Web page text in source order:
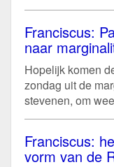
Franciscus:
naar
Hopelijk komen
zondag uit de
stevenen, om
Franciscus:
vorm van de